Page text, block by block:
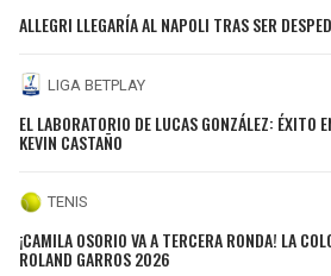
ALLEGRI LLEGARÍA AL NAPOLI TRAS SER
LIGA BETPLAY
EL LABORATORIO DE LUCAS GONZÁLEZ: ÉXITO
KEVIN CASTAÑO
TENIS
¡CAMILA OSORIO VA A TERCERA RONDA! LA
ROLAND GARROS 2026